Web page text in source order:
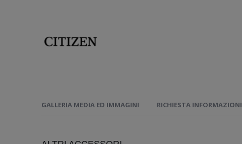
GALLERIA MEDIA ED IMMAGINI RICHIESTA INFORMAZIONI